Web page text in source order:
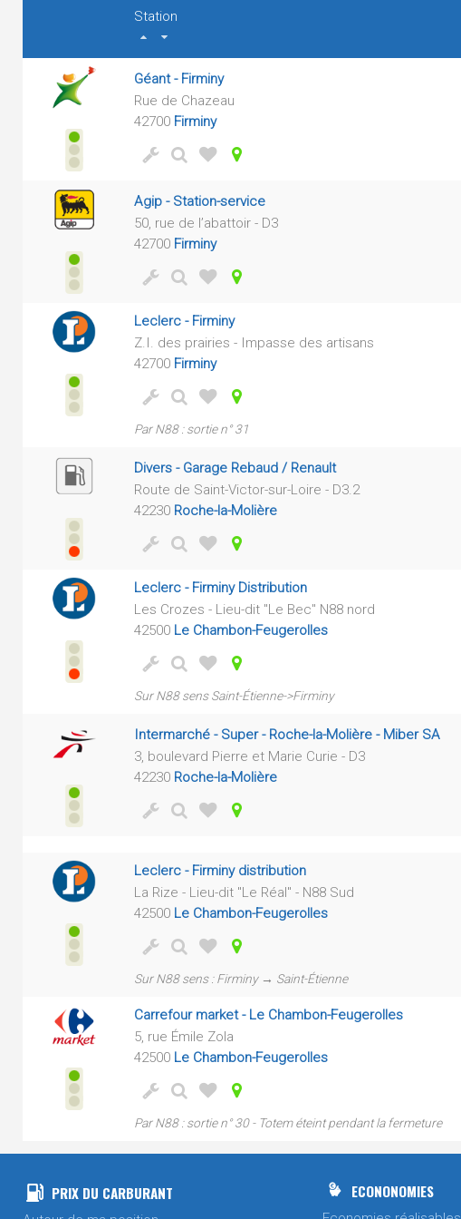
Station
Géant - Firminy
Rue de Chazeau
42700 Firminy
Agip - Station-service
50, rue de l’abattoir - D3
42700 Firminy
Leclerc - Firminy
Z.I. des prairies - Impasse des artisans
42700 Firminy
Par N88 : sortie n° 31
Divers - Garage Rebaud / Renault
Route de Saint-Victor-sur-Loire - D3.2
42230 Roche-la-Molière
Leclerc - Firminy Distribution
Les Crozes - Lieu-dit "Le Bec" N88 nord
42500 Le Chambon-Feugerolles
Sur N88 sens Saint-Étienne->Firminy
Intermarché - Super - Roche-la-Molière - Miber SA
3, boulevard Pierre et Marie Curie - D3
42230 Roche-la-Molière
Leclerc - Firminy distribution
La Rize - Lieu-dit "Le Réal" - N88 Sud
42500 Le Chambon-Feugerolles
Sur N88 sens : Firminy → Saint-Étienne
Carrefour market - Le Chambon-Feugerolles
5, rue Émile Zola
42500 Le Chambon-Feugerolles
Par N88 : sortie n° 30 - Totem éteint pendant la fermeture
PRIX DU CARBURANT ECONONOMIES